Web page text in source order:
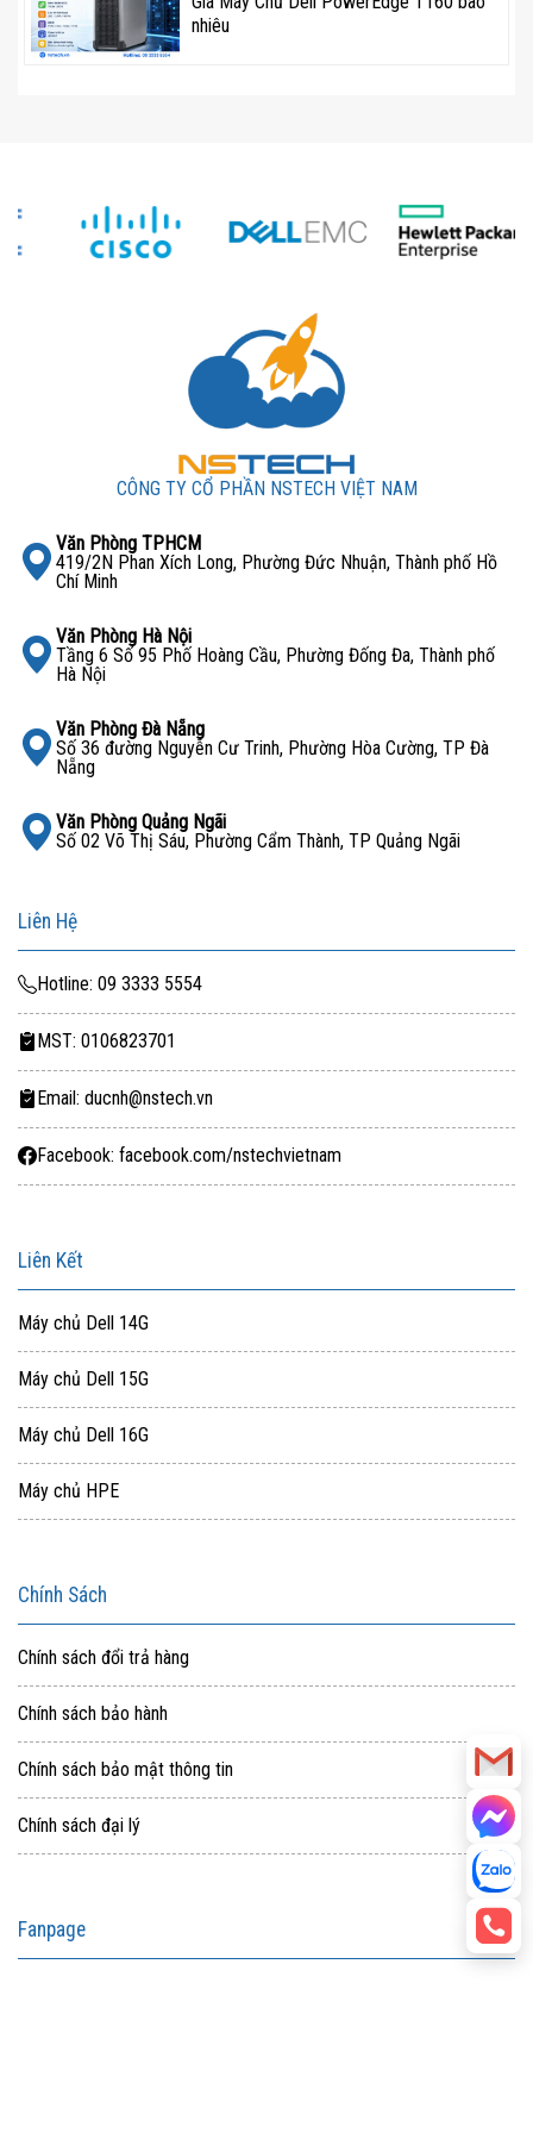
Máy chủ hiệu năng cao (Enterprise Server)
Learning)
Phân tích dữ liệu lớn (Big Data), cơ sở dữ liệu
Hệ thống điện toán đám mây (Cloud Infrastructure)
Địa Chỉ Mua RAM Samsung Chính Hãng Tại Việt
– nhà cung cấp và tích hợp hệ thống máy chủ uy
các dòngRAM Server Samsung chính hãng , đảm bảo sản
phẩm đạt tiêu chuẩn doanh nghiệp quốc tế.
NSTech cam kết:
Sản phẩm
seal.
Tư vấn kỹ thuật chuyên sâu
tương thích.
Dịch vụ hậu mãi uy tín, hỗ trợ kỹ thuật trọn đời.
Liên Hệ NSTech Để Được Tư Vấn Và Báo Giá
Chi Tiết
Website: https://nstech.vn/
Email:
ducnh@nstech.vn
nhiêu
CÔNG TY CỔ PHẦN NSTECH VIỆT NAM
Văn Phòng TPHCM
419/2N Phan Xích Long, Phường Đức Nhuận, Thành phố Hồ
Chí Minh
Văn Phòng Hà Nội
Tầng 6 Số 95 Phố Hoàng Cầu, Phường Đống Đa, Thành phố
Hà Nội
Văn Phòng Đà Nẵng
Số 36 đường Nguyễn Cư Trinh, Phường Hòa Cường, TP Đà
Nẵng
Văn Phòng Quảng Ngãi
Số 02 Võ Thị Sáu, Phường Cẩm Thành, TP Quảng Ngãi
Liên Hệ
Hotline: 09 3333 5554
MST: 0106823701
Email: ducnh@nstech.vn
Facebook: facebook.com/nstechvietnam
Liên Kết
Máy chủ Dell 14G
Máy chủ Dell 15G
Máy chủ Dell 16G
Máy chủ HPE
Chính Sách
Chính sách đổi trả hàng
Chính sách bảo hành
Chính sách bảo mật thông tin
Chính sách đại lý
Fanpage